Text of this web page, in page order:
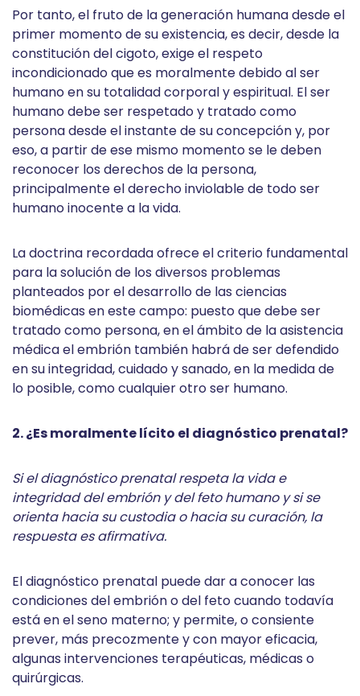
Por tanto, el fruto de la generación humana desde el
primer momento de su existencia, es decir, desde la
constitución del cigoto, exige el respeto
incondicionado que es moralmente debido al ser
humano en su totalidad corporal y espiritual. El ser
humano debe ser respetado y tratado como
persona desde el instante de su concepción y, por
eso, a partir de ese mismo momento se le deben
reconocer los derechos de la persona,
principalmente el derecho inviolable de todo ser
humano inocente a la vida.
La doctrina recordada ofrece el criterio fundamental
para la solución de los diversos problemas
planteados por el desarrollo de las ciencias
biomédicas en este campo: puesto que debe ser
tratado como persona, en el ámbito de la asistencia
médica el embrión también habrá de ser defendido
en su integridad, cuidado y sanado, en la medida de
lo posible, como cualquier otro ser humano.
2. ¿Es moralmente lícito el diagnóstico prenatal?
Si el diagnóstico prenatal respeta la vida e
integridad del embrión y del feto humano y si se
orienta hacia su custodia o hacia su curación, la
respuesta es afirmativa.
El diagnóstico prenatal puede dar a conocer las
condiciones del embrión o del feto cuando todavía
está en el seno materno; y permite, o consiente
prever, más precozmente y con mayor eficacia,
algunas intervenciones terapéuticas, médicas o
quirúrgicas.